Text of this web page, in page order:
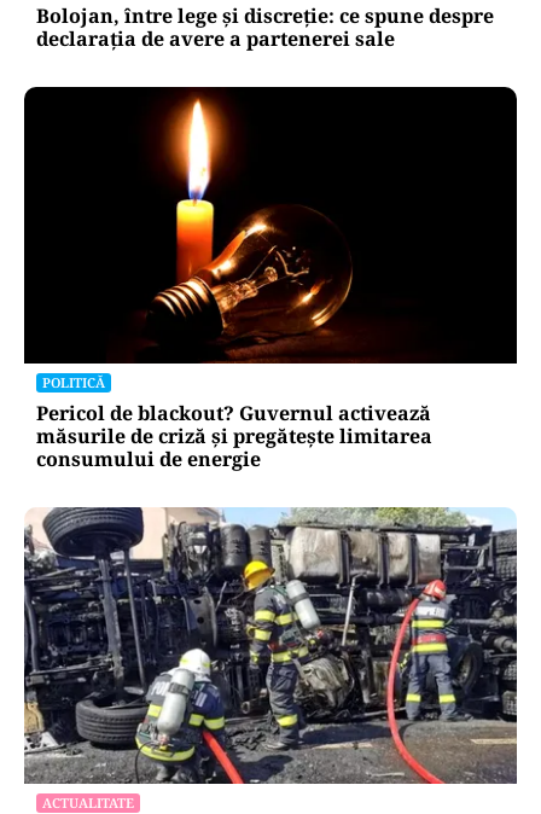
Bolojan, între lege și discreție: ce spune despre
declarația de avere a partenerei sale
POLITICĂ
Pericol de blackout? Guvernul activează
măsurile de criză și pregătește limitarea
consumului de energie
ACTUALITATE